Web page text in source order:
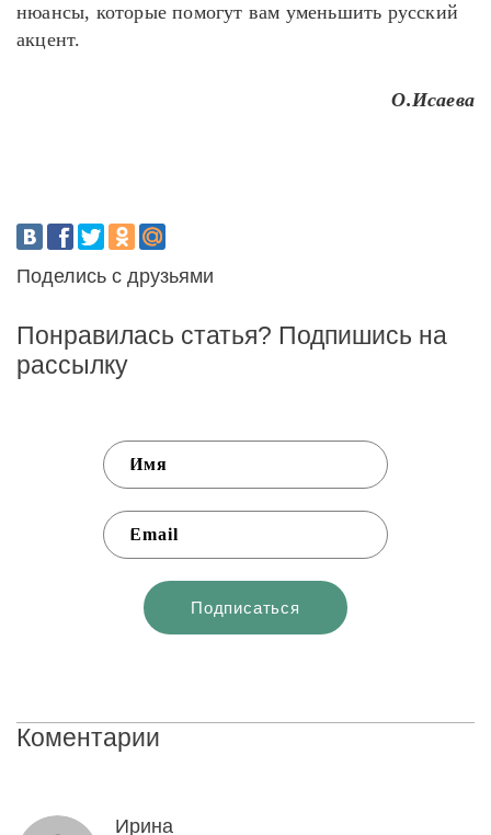
нюансы, которые помогут вам уменьшить русский
акцент.
О.Исаева
Поделись с друзьями
Понравилась статья? Подпишись на
рассылку
Коментарии
Ирина